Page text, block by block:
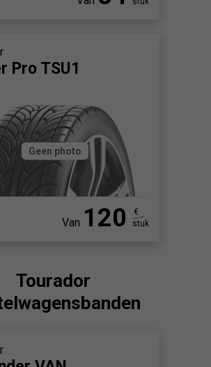
Pro TSU1
Geen photo
Van 120
€
stuk
Tourador